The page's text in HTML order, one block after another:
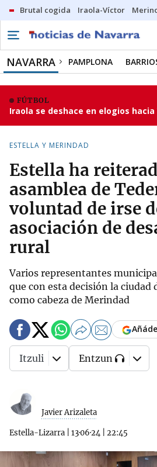
Brutal cogida Iraola-Víctor
NAVARRA PAMPLONA
FÚTBOL
Iraola se deshace en elogios
ESTELLA Y MERINDAD
Estella ha
asamblea de
voluntad de irse
asociación de
rural
Varios representantes
que con esta decisión la ciudad
como cabeza de Merindad
Javier Arizaleta
Estella-Lizarra 13·06·24 22:45
Itzuli Entzun